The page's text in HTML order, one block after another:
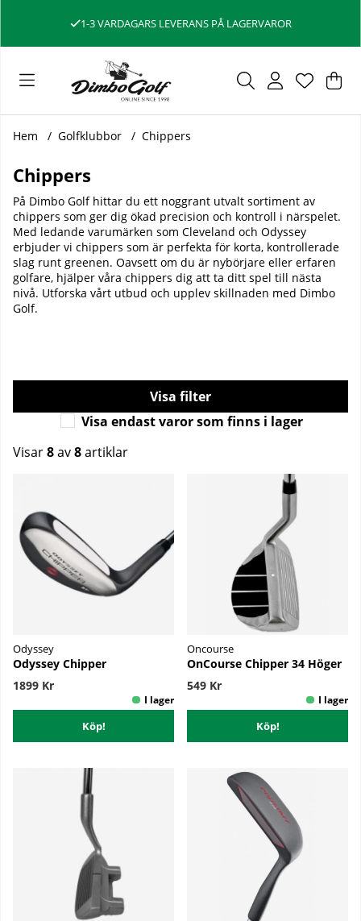
1-3 VARDAGARS LEVERANS PÅ LAGERVAROR
.
Hem Golfklubbor Chippers
Chippers
På Dimbo Golf hittar du ett noggrant utvalt sortiment av
chippers som ger dig ökad precision och kontroll i närspelet.
Med ledande varumärken som Cleveland och Odyssey
erbjuder vi chippers som är perfekta för korta, kontrollerade
slag runt greenen. Oavsett om du är nybörjare eller erfaren
golfare, hjälper våra chippers dig att ta ditt spel till nästa
nivå. Utforska vårt utbud och upplev skillnaden med Dimbo
Golf.
Filtrera
Visa endast varor som finns i lager
Visar8av8artiklar
Odyssey
Odyssey Chipper
1899 Kr
Köp!
Oncourse
OnCourse Chipper 34 Höger
549 Kr
Köp!